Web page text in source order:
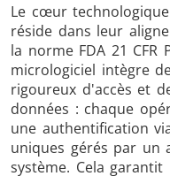
Le cœur
réside dans leur
la norme FDA 21 CFR
micrologiciel intègre
rigoureux d'accès et
données : chaque
une authentification
uniques gérés par un
système. Cela